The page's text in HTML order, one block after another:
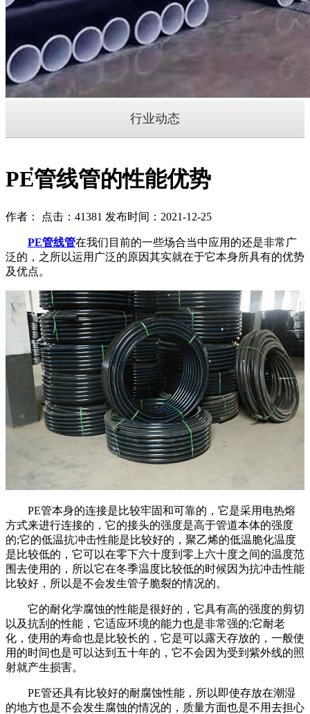
行业动态
PE管线管的性能优势
作者： 点击：41381 发布时间：2021-12-25
PE管线管在我们目前的一些场合当中应用的还是非常广
泛的，之所以运用广泛的原因其实就在于它本身所具有的优势
及优点。
PE管本身的连接是比较牢固和可靠的，它是采用电热熔
方式来进行连接的，它的接头的强度是高于管道本体的强度
的;它的低温抗冲击性能是比较好的，聚乙烯的低温脆化温度
是比较低的，它可以在零下六十度到零上六十度之间的温度范
围去使用的，所以它在冬季温度比较低的时候因为抗冲击性能
比较好，所以是不会发生管子脆裂的情况的。
它的耐化学腐蚀的性能是很好的，它具有高的强度的剪切
以及抗刮的性能，它适应环境的能力也是非常强的;它耐老
化，使用的寿命也是比较长的，它是可以露天存放的，一般使
用的时间也是可以达到五十年的，它不会因为受到紫外线的照
射就产生损害。
PE管还具有比较好的耐腐蚀性能，所以即使存放在潮湿
的地方也是不会发生腐蚀的情况的，质量方面也是不用去担心